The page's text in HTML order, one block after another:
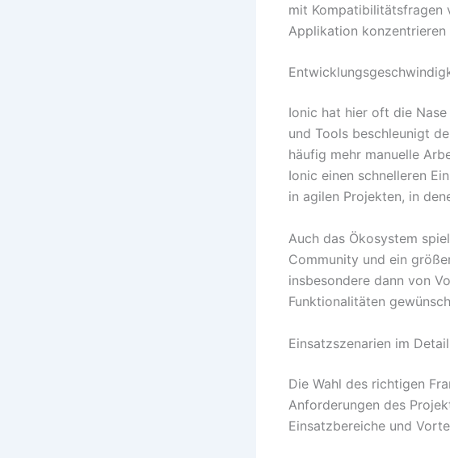
mit Kompatibilitätsfragen
Applikation konzentrieren
Ionic hat hier oft die
und Tools beschleunigt
häufig mehr manuelle
Ionic einen schnelleren
in agilen Projekten, in
Auch das Ökosystem
Community und ein
insbesondere dann von
Funktionalitäten
Einsatzszenarien im Detail
Die Wahl des richtigen
Anforderungen des
Einsatzbereiche und